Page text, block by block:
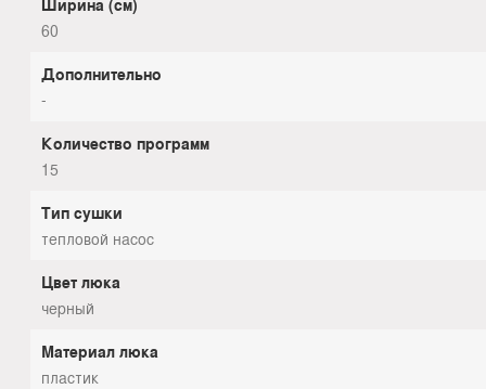
60
Дополнительно
-
Количество программ
15
Тип сушки
тепловой насос
Цвет люка
черный
Материал люка
пластик